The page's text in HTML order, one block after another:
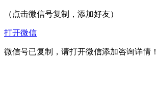
（点击微信号复制，添加好友）
打开微信
微信号已复制，请打开微信添加咨询详情！